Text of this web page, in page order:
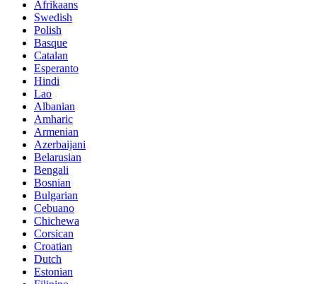
Afrikaans
Swedish
Polish
Basque
Catalan
Esperanto
Hindi
Lao
Albanian
Amharic
Armenian
Azerbaijani
Belarusian
Bengali
Bosnian
Bulgarian
Cebuano
Chichewa
Corsican
Croatian
Dutch
Estonian